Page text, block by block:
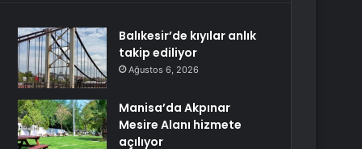
Balıkesir’de kıyılar anlık
takip ediliyor
Ağustos 6, 2026
Manisa’da Akpınar
Mesire Alanı hizmete
açılıyor